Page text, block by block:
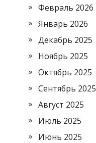
Февраль 2026
Январь 2026
Декабрь 2025
Ноябрь 2025
Октябрь 2025
Сентябрь 2025
Август 2025
Июль 2025
Июнь 2025